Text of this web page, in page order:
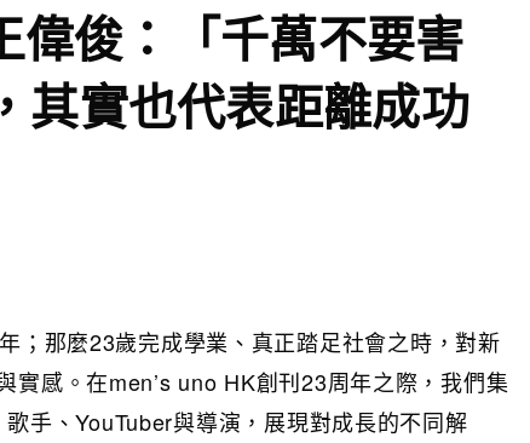
俊：「千萬不要害
其實也代表距離成功
；那麼23歲完成學業、真正踏足社會之時，對新
實感。在men’s uno HK創刊23周年之際，我們集
手、YouTuber與導演，展現對成長的不同解